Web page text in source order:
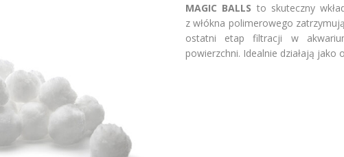
MAGIC BALLS to skuteczny
z włókna polimerowego
ostatni etap filtracji w
powierzchni. Idealnie działają